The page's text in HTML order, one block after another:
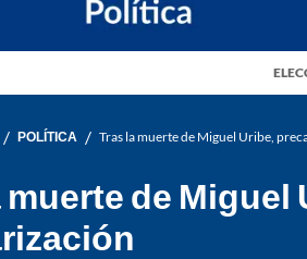
/ POLÍTICA / Tras la muerte de Miguel Uribe,
muerte de